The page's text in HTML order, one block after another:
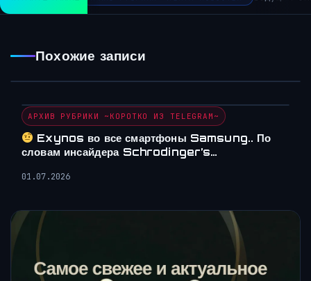
Похожие записи
АРХИВ РУБРИКИ ~КОРОТКО ИЗ TELEGRAM~
Exynos во все смартфоны Samsung.. По
словам инсайдера Schrodinger’s…
01.07.2026